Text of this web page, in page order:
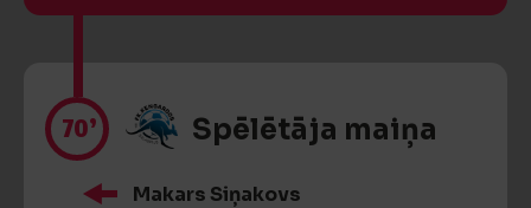
70’ Spēlētāja maiņa
Makars Siņakovs